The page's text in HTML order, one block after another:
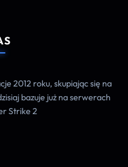
2012 roku, skupiając się na
bazuje już na serwerach
Strike 2